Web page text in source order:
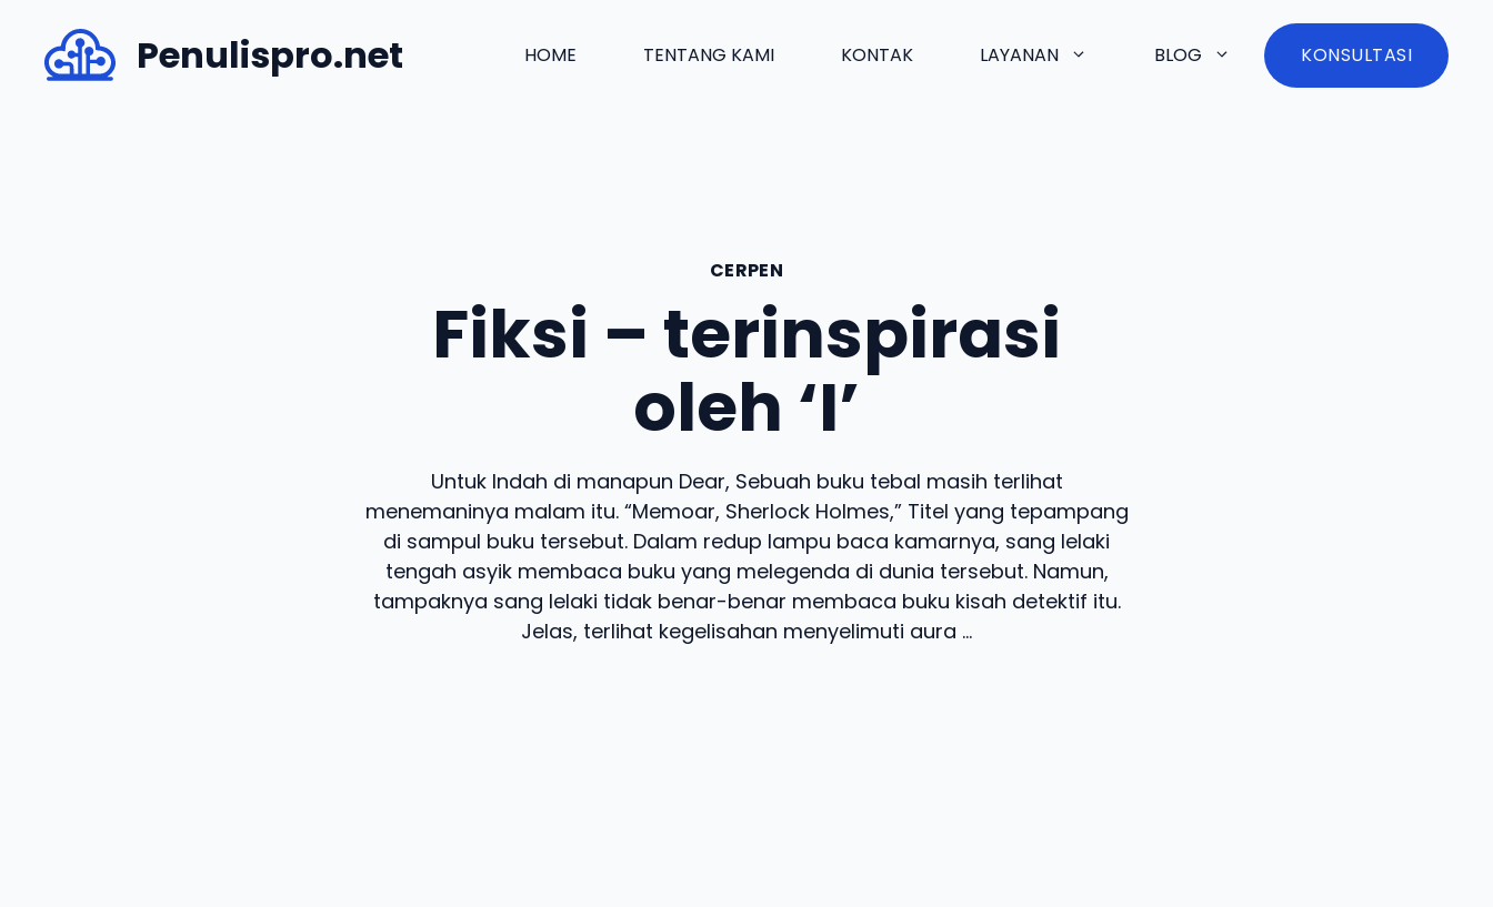
content
Penulispro.net HOME TENTANG KAMI KONTAK LAYANAN BLOG KONSULTASI
CERPEN
Fiksi – terinspirasi
oleh ‘I’
Untuk Indah di manapun Dear, Sebuah buku tebal masih terlihat
menemaninya malam itu. “Memoar, Sherlock Holmes,” Titel yang tepampang
di sampul buku tersebut. Dalam redup lampu baca kamarnya, sang lelaki
tengah asyik membaca buku yang melegenda di dunia tersebut. Namun,
tampaknya sang lelaki tidak benar-benar membaca buku kisah detektif itu.
Jelas, terlihat kegelisahan menyelimuti aura ...